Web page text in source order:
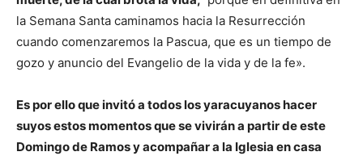
la Semana Santa caminamos hacia la Resurrección
cuando comenzaremos la Pascua, que es un tiempo de
gozo y anuncio del Evangelio de la vida y de la fe».
Es por ello que invitó a todos los yaracuyanos hacer
suyos estos momentos que se vivirán a partir de este
Domingo de Ramos y acompañar a la Iglesia en casa